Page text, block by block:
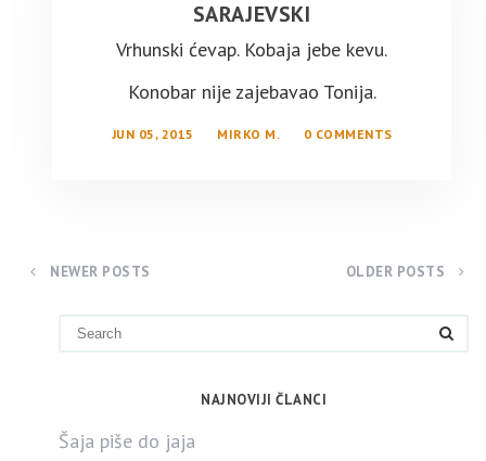
SARAJEVSKI
Vrhunski ćevap. Kobaja jebe kevu.
Konobar nije zajebavao Tonija.
JUN 05, 2015 MIRKO M. 0 COMMENTS
NEWER POSTS OLDER POSTS
NAJNOVIJI ČLANCI
Šaja piše do jaja